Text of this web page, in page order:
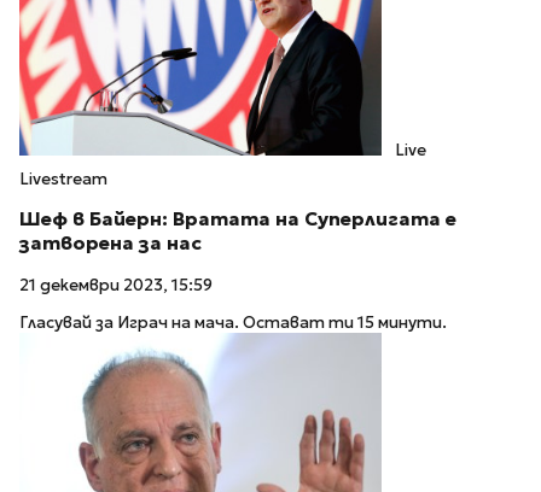
Live
Livestream
Шеф в Байерн: Вратата на Суперлигата е
затворена за нас
21 декември 2023, 15:59
Гласувай за Играч на мача. Остават ти 15 минути.